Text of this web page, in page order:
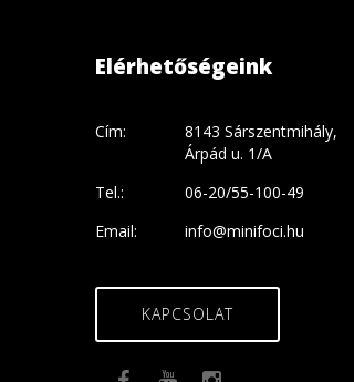
Elérhetőségeink
Cím:
8143 Sárszentmihály,
Árpád u. 1/A
Tel.:
06-20/55-100-49
Email:
info@minifoci.hu
KAPCSOLAT